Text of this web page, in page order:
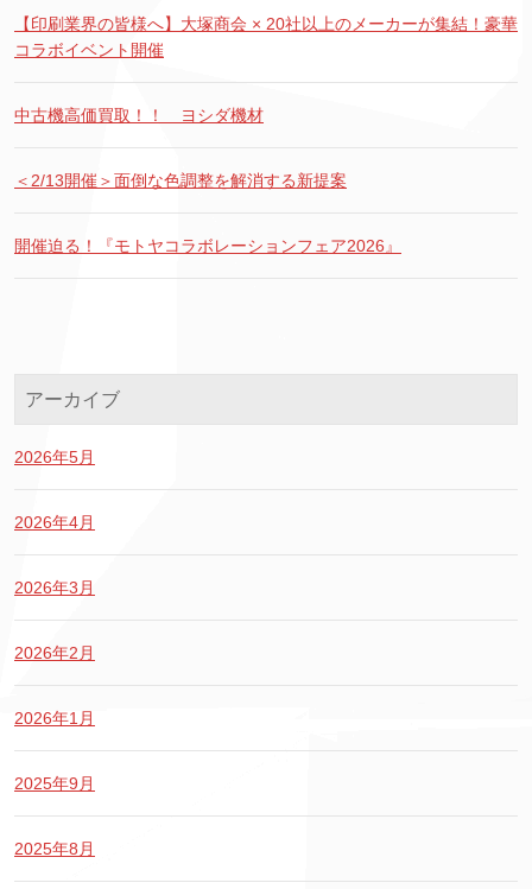
【印刷業界の皆様へ】大塚商会 × 20社以上のメーカーが集結！豪華
コラボイベント開催
中古機高価買取！！ ヨシダ機材
＜2/13開催＞面倒な色調整を解消する新提案
開催迫る！『モトヤコラボレーションフェア2026』
アーカイブ
2026年5月
2026年4月
2026年3月
2026年2月
2026年1月
2025年9月
2025年8月